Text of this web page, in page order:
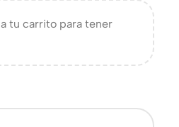
a tu carrito para tener